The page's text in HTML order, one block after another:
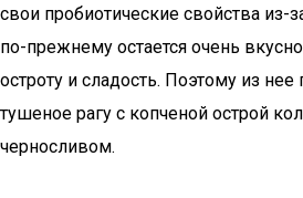
свои пробиотические свойства из-
по-прежнему остается очень
остроту и сладость. Поэтому из нее
тушеное рагу с копченой острой
черносливом.